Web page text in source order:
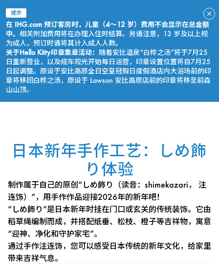
提示
在 IHG.com 预订客房时，儿童（4～12 岁）费用不会显示在总金额
中。 相关附加费用将在办理入住时结算。另请注意，13 岁及以上视
为成人，预订时请将其计入成人人数。
关于Hello Kitty印章集章活动： 随着安比温泉“白桦之汤”将于7月25
日重新营业，以及缆车观光开始每日运营，印章设置位置将自7月25
日起调整。原设于安比高原全日空皇冠假日度假酒店内大浴场前的印
章将移回白桦之汤，原设于 Lawson 安比高原店前的印章将移至前森
山山顶。
日本新年手作工艺：しめ飾
り体验
制作属于自己的原创“しめ飾り（读音：shimekazari， 注
连饰）”，用手作作品迎接2026年的新年吧！
“しめ飾り”是日本新年时挂在门口或玄关的传统装饰。它由
稻草绳编制而成，并搭配纸垂、松枝、橙子等吉祥物，寓意
“迎神、净化和守护家宅”。
通过手作注连饰，您可以感受日本传统的新年文化，给家里
带来吉祥气息。